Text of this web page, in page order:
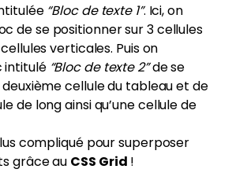
“Bloc de texte 1”. Ici, on
de se positionner sur 3 cellules
verticales. Puis on
intitulé “Bloc de texte 2”de se
cellule du tableau et de
de long ainsi qu’une cellule de
compliqué pour superposer
grâce au CSS Grid !